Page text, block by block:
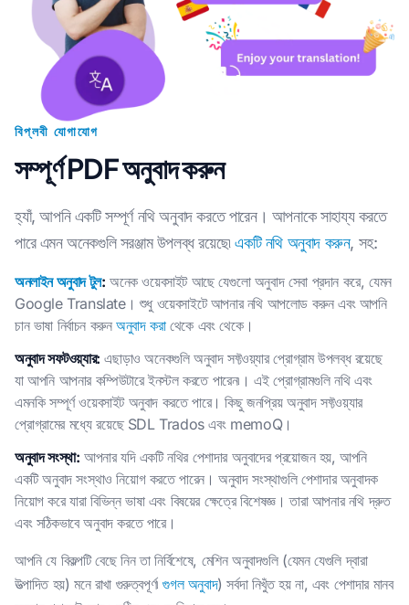
বিপ্লবী যোগাযোগ
সম্পূর্ণ PDF অনুবাদ করুন
হ্যাঁ, আপনি একটি সম্পূর্ণ নথি অনুবাদ করতে পারেন। আপনাকে সাহায্য করতে
পারে এমন অনেকগুলি সরঞ্জাম উপলব্ধ রয়েছে৷একটি নথি অনুবাদ করুন, সহ:
অনলাইন অনুবাদ টুল: অনেক ওয়েবসাইট আছে যেগুলো অনুবাদ সেবা প্রদান করে, যেমন
Google Translate। শুধু ওয়েবসাইটে আপনার নথি আপলোড করুন এবং আপনি
চান ভাষা নির্বাচন করুন অনুবাদ করাথেকে এবং থেকে।
অনুবাদ সফটওয়্যার: এছাড়াও অনেকগুলি অনুবাদ সফ্টওয়্যার প্রোগ্রাম উপলব্ধ রয়েছে
যা আপনি আপনার কম্পিউটারে ইনস্টল করতে পারেন৷। এই প্রোগ্রামগুলি নথি এবং
এমনকি সম্পূর্ণ ওয়েবসাইট অনুবাদ করতে পারে। কিছু জনপ্রিয় অনুবাদ সফ্টওয়্যার
প্রোগ্রামের মধ্যে রয়েছে SDL Trados এবং memoQ।
অনুবাদ সংস্থা: আপনার যদি একটি নথির পেশাদার অনুবাদের প্রয়োজন হয়, আপনি
একটি অনুবাদ সংস্থাও নিয়োগ করতে পারেন। অনুবাদ সংস্থাগুলি পেশাদার অনুবাদক
নিয়োগ করে যারা বিভিন্ন ভাষা এবং বিষয়ের ক্ষেত্রে বিশেষজ্ঞ। তারা আপনার নথি দ্রুত
এবং সঠিকভাবে অনুবাদ করতে পারে।
আপনি যে বিকল্পটি বেছে নিন তা নির্বিশেষে, মেশিন অনুবাদগুলি (যেমন যেগুলি দ্বারা
উত্পাদিত হয়) মনে রাখা গুরুত্বপূর্ণ৷গুগল অনুবাদ) সর্বদা নিখুঁত হয় না, এবং পেশাদার মানব